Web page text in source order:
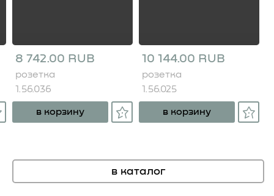
8 742.00 RUB
розетка
1.56.036
в корзину
10 144.00 RUB
розетка
1.56.025
в корзину
в каталог